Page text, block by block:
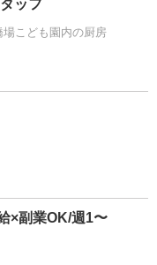
ッフ
こども園内の厨房
×副業OK/週1〜